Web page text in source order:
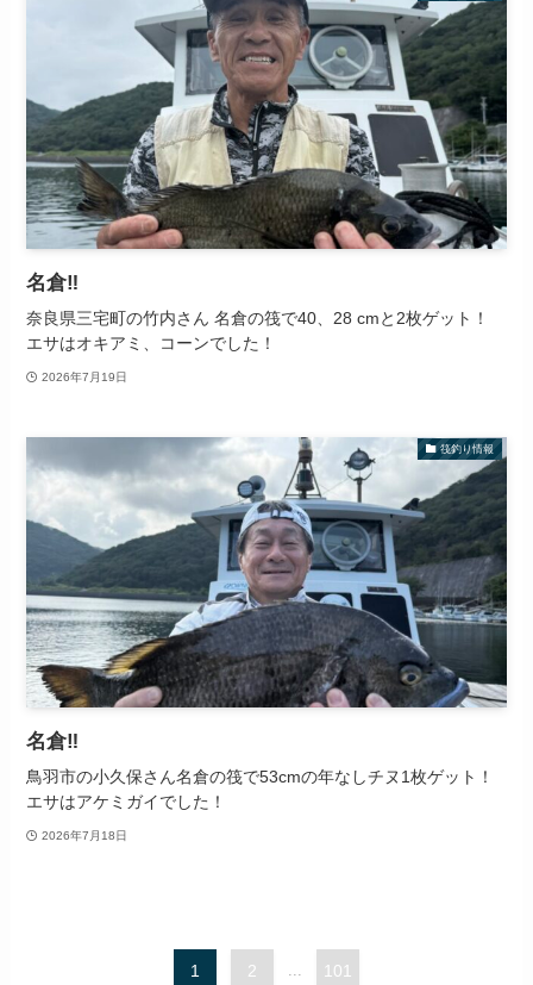
名倉‼️
奈良県三宅町の竹内さん 名倉の筏で40、28 cmと2枚ゲット！
エサはオキアミ、コーンでした！
2026年7月19日
筏釣り情報
名倉‼️
鳥羽市の小久保さん名倉の筏で53cmの年なしチヌ1枚ゲット！
エサはアケミガイでした！
2026年7月18日
1 2 101